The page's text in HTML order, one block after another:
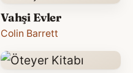
Vahşi Evler
Colin Barrett